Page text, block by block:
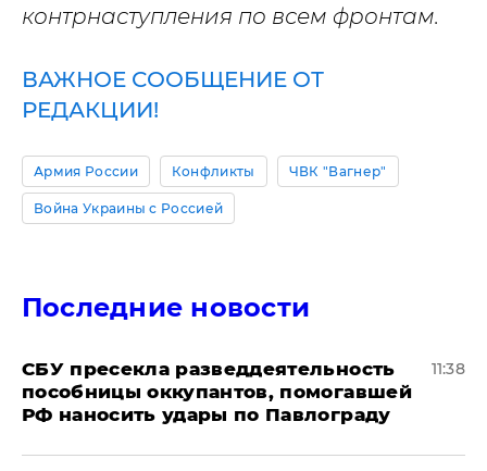
контрнаступления по всем фронтам.
ВАЖНОЕ СООБЩЕНИЕ ОТ
РЕДАКЦИИ!
Армия России Конфликты ЧВК "Вагнер"
Война Украины с Россией
Последние новости
СБУ пресекла разведдеятельность
пособницы оккупантов, помогавшей
РФ наносить удары по Павлограду
11:38